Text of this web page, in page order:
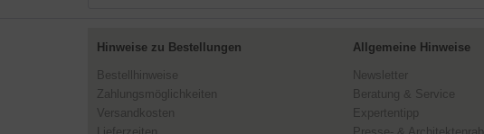
Hinweise zu Bestellungen
Bestellhinweise
Zahlungsmöglichkeiten
Versandkosten
Allgemeine Hinweise
Newsletter
Beratung & Service
Expertentipp